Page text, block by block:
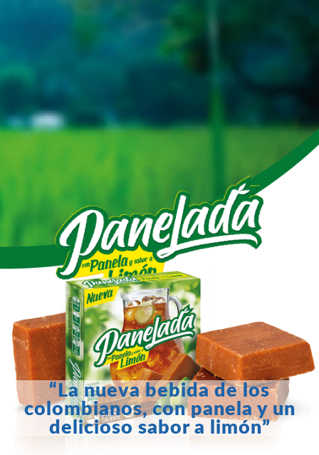
“La nueva bebida de los
colombianos, con panela y un
delicioso sabor a limón”